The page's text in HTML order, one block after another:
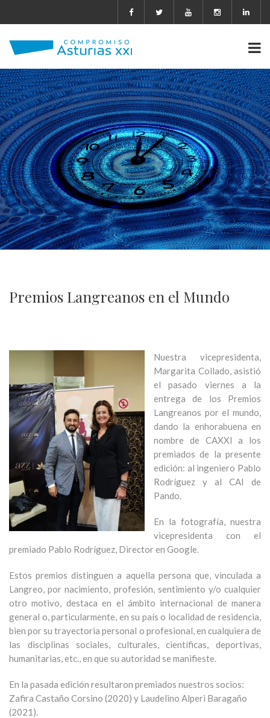
Premios Langreanos en el Mundo
Nuestra vicepresidenta,
Margarita Collado, asistió
el pasado viernes a la
entrega de los Premios
Langreanos por el mundo,
dando la enhorabuena en
nombre de CAXXI a los
premiados de la presente
edición: al ingeniero Pablo
Rodríguez y al CAI de
Pando.
En la fotografía, nuestra
vicepresidenta con el
premiado Pablo Rodríguez, Director en Google.
Estos premios distinguen a aquella persona que, vinculada a
Langreo, por nacimiento, profesión, sentimiento y/o cualquier
otro motivo, destaca en el ámbito internacional de manera
general o, particularmente, en su país o localidad de residencia,
bien por su trayectoria personal o profesional, en cualquiera de
las disciplinas sociales, culturales, científicas, deportivas,
humanitarias, etc., en que su autoridad se manifieste.
En la pasada edición resultaron premiados nuestros socios:
Zafira Castaño Corsino (2020) y Laudelino Alperi Baragaño
(2021).